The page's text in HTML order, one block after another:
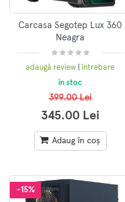
Carcasa Segotep Lux 360
Neagra
adaugă review
întrebare
in stoc
399.00 Lei
345.00 Lei
Adaug în coș
-15%